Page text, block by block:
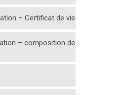
– Certificat de vie
– composition de